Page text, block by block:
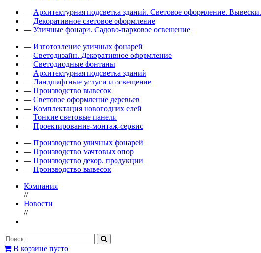
— Архитектурная подсветка зданий. Световое оформление. Вывески.
— Декоративное световое оформление
— Уличные фонари. Садово-парковое освещение
— Изготовление уличных фонарей
— Светодизайн. Декоративное оформление
— Светодиодные фонтаны
— Архитектурная подсветка зданий
— Ландшафтные услуги и освещение
— Производство вывесок
— Световое оформление деревьев
— Комплектация новогодних елей
— Тонкие световые панели
— Проектирование-монтаж-сервис
— Производство уличных фонарей
— Производство мачтовых опор
— Производство декор. продукции
— Производство вывесок
Компания
//
Новости
//
В корзине пусто